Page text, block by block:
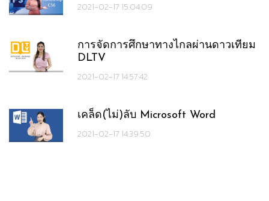
2021-02-17 15:04:09
การจัดการศึกษาทางไกลผ่านดาวเทียม
DLTV
2021-02-17 14:57:42
เคล็ด(ไม่)ลับ Microsoft Word
2021-02-17 14:39:50